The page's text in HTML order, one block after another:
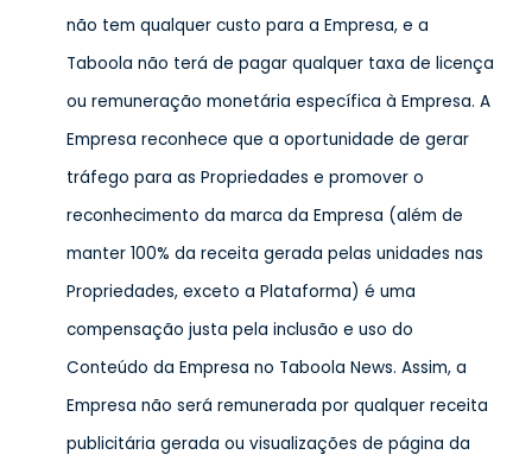
não tem qualquer custo para a Empresa, e a
Taboola não terá de pagar qualquer taxa de licença
ou remuneração monetária específica à Empresa. A
Empresa reconhece que a oportunidade de gerar
tráfego para as Propriedades e promover o
reconhecimento da marca da Empresa (além de
manter 100% da receita gerada pelas unidades nas
Propriedades, exceto a Plataforma) é uma
compensação justa pela inclusão e uso do
Conteúdo da Empresa no Taboola News. Assim, a
Empresa não será remunerada por qualquer receita
publicitária gerada ou visualizações de página da